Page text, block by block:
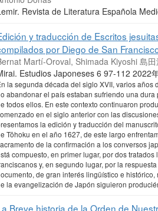
Revista de Literatura Española
y traducción de Escritos
por Diego de San
Martí-Oroval, Shimada Kiyoshi 島
Estudios Japoneses 6 97-112 2022
la segunda década del siglo XVII, varios
abandonar el país estaban sufriendo una
todos ellos. En este contexto continuaron
en el siglo anterior con las
la edición y traducción del
Tōhoku en el año 1627, de este largo
de la confirmación a los conversos
compuesto, en primer lugar, por dos
y, en segundo lugar, por la
de gran interés lingüístico e
la evangelización de Japón siguieron
Breve historia de la Orden de